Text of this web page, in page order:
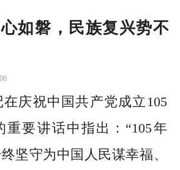
如磐，民族复兴势不
庆祝中国共产党成立105
重要讲话中指出：“105年
坚守为中国人民谋幸福、